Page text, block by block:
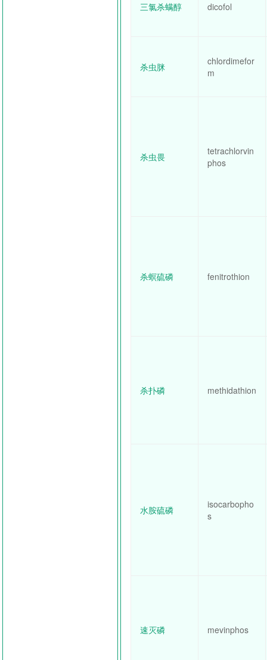
三氯杀螨醇 dicofol
杀虫脒
chlordimefor
m
杀虫畏
tetrachlorvin
phos
杀螟硫磷 fenitrothion
杀扑磷 methidathion
水胺硫磷
isocarbopho
s
速灭磷 mevinphos